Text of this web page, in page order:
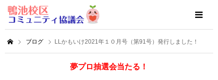
ブログ LLかもいけ2021年１０月号（第91号）発行しました！
夢プロ抽選会当たる！